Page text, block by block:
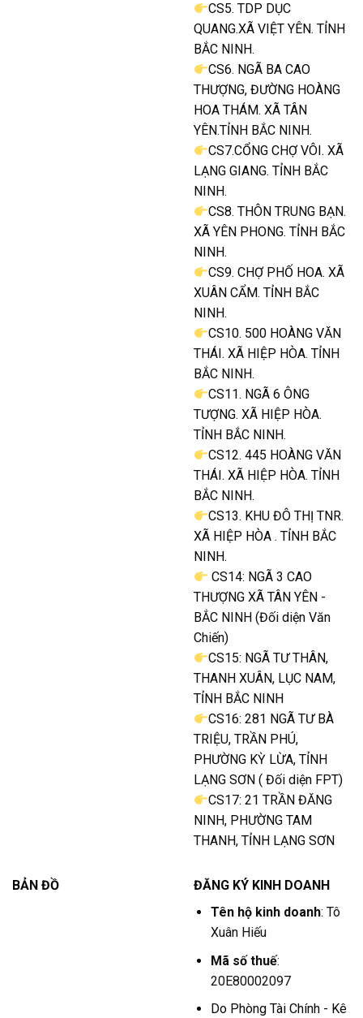
CS5. TDP DỤC
QUANG.XÃ VIỆT YÊN. TỈNH
BẮC NINH.
CS6. NGÃ BA CAO
THƯỢNG, ĐƯỜNG HOÀNG
HOA THÁM. XÃ TÂN
YÊN.TỈNH BẮC NINH.
CS7.CỔNG CHỢ VÔI. XÃ
LẠNG GIANG. TỈNH BẮC
NINH.
CS8. THÔN TRUNG BẠN.
XÃ YÊN PHONG. TỈNH BẮC
NINH.
CS9. CHỢ PHỐ HOA. XÃ
XUÂN CẨM. TỈNH BẮC
NINH.
CS10. 500 HOÀNG VĂN
THÁI. XÃ HIỆP HÒA. TỈNH
BẮC NINH.
CS11. NGÃ 6 ÔNG
TƯỢNG. XÃ HIỆP HÒA.
TỈNH BẮC NINH.
CS12. 445 HOÀNG VĂN
THÁI. XÃ HIỆP HÒA. TỈNH
BẮC NINH.
CS13. KHU ĐÔ THỊ TNR.
XÃ HIỆP HÒA . TỈNH BẮC
NINH.
CS14: NGÃ 3 CAO
THƯỢNG XÃ TÂN YÊN -
BẮC NINH (Đối diện Văn
Chiến)
CS15: NGÃ TƯ THÂN,
THANH XUÂN, LỤC NAM,
TỈNH BẮC NINH
CS16: 281 NGÃ TƯ BÀ
TRIỆU, TRẦN PHÚ,
PHƯỜNG KỲ LỪA, TỈNH
LẠNG SƠN ( Đối diện FPT)
CS17: 21 TRẦN ĐĂNG
NINH, PHƯỜNG TAM
THANH, TỈNH LẠNG SƠN
BẢN ĐỒ
ĐĂNG KÝ KINH DOANH
Tên hộ kinh doanh: Tô
Xuân Hiếu
Mã số thuế:
20E80002097
Do Phòng Tài Chính - Kê